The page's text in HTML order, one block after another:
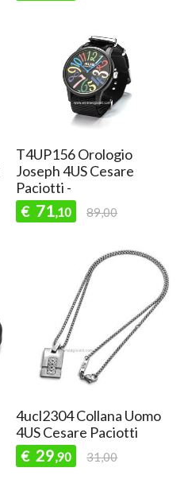
T4UP156 Orologio
Joseph 4US Cesare
Paciotti -
€ 71,10 89,00
4ucl2304 Collana Uomo
4US Cesare Paciotti
€ 29,90 31,00